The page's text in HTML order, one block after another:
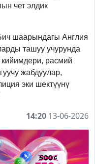
чет элдик
шаарындагы Англия
ташуу учурунда
расмий
жабдуулар,
эки шектүүнү
14:20 13-06-2026